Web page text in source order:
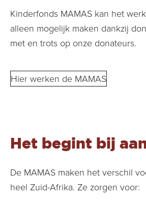
Kinderfonds MAMAS kan het
alleen mogelijk maken dankzij
met en trots op onze donateurs.
Hier werken de MAMAS
Het begint bij
De MAMAS maken het verschil
heel Zuid-Afrika. Ze zorgen voor: